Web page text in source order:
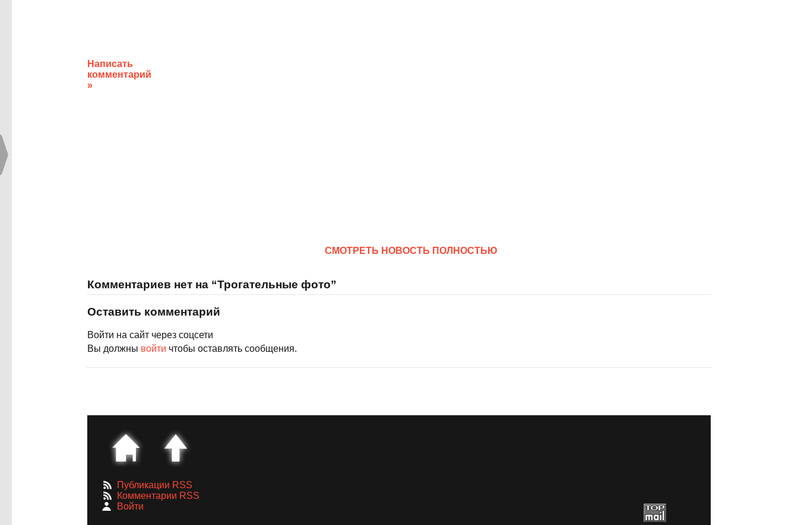
Написать
комментарий
»
CМОТРЕТЬ НОВОСТЬ ПОЛНОСТЬЮ
Комментариев нет на “Трогательные фото”
Оставить комментарий
Войти на сайт через соцсети
Вы должны войти чтобы оставлять сообщения.
Публикации RSS
Комментарии RSS
Войти